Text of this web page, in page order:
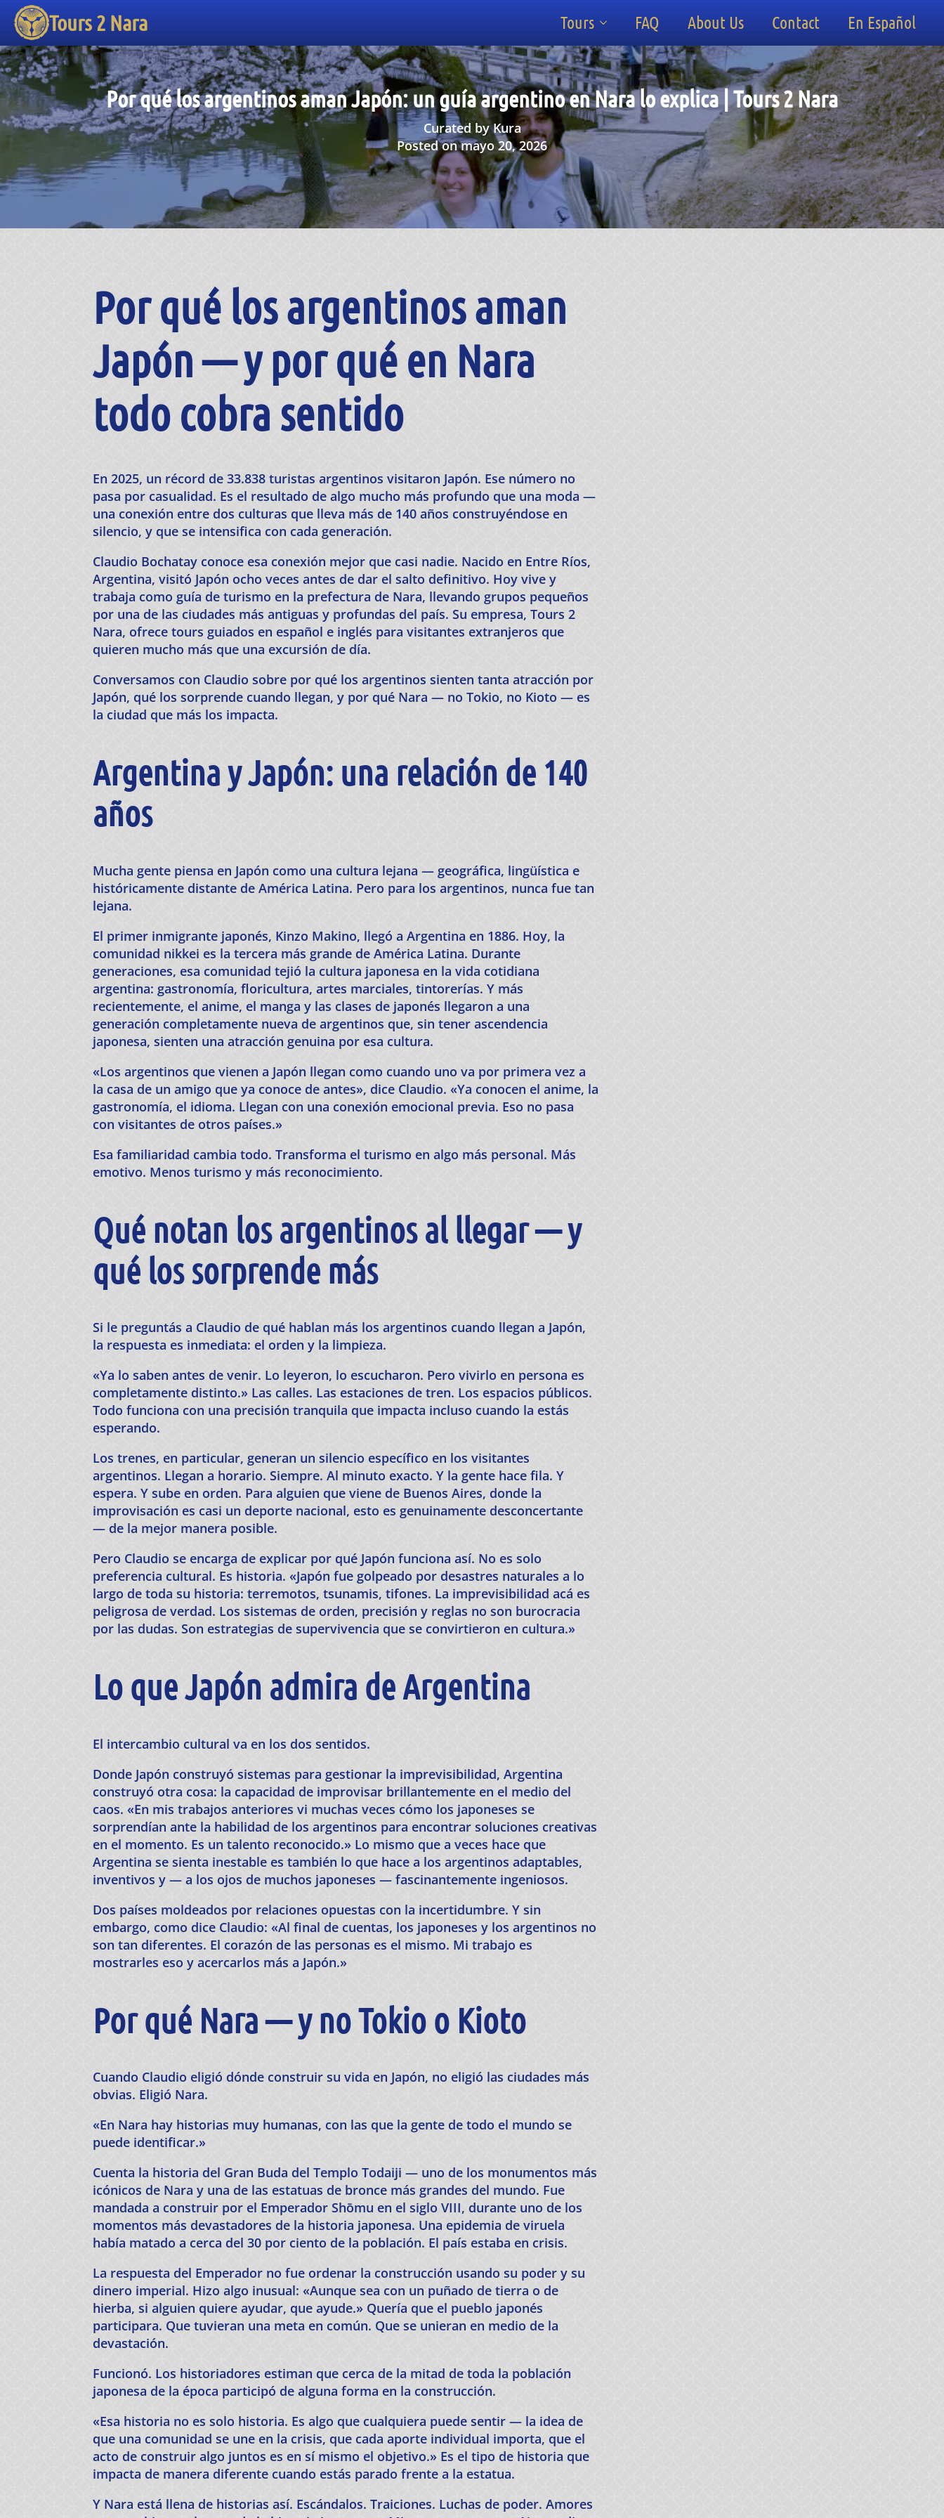
Tours 2 Nara Tours FAQ About Us Contact En Español
Por qué los argentinos aman Japón: un guía argentino en Nara lo explica | Tours 2 Nara
Curated by Kura
Posted on mayo 20, 2026
Por qué los argentinos aman
Japón — y por qué en Nara
todo cobra sentido
En 2025, un récord de 33.838 turistas argentinos visitaron Japón. Ese número no
pasa por casualidad. Es el resultado de algo mucho más profundo que una moda —
una conexión entre dos culturas que lleva más de 140 años construyéndose en
silencio, y que se intensifica con cada generación.
Claudio Bochatay conoce esa conexión mejor que casi nadie. Nacido en Entre Ríos,
Argentina, visitó Japón ocho veces antes de dar el salto definitivo. Hoy vive y
trabaja como guía de turismo en la prefectura de Nara, llevando grupos pequeños
por una de las ciudades más antiguas y profundas del país. Su empresa, Tours 2
Nara, ofrece tours guiados en español e inglés para visitantes extranjeros que
quieren mucho más que una excursión de día.
Conversamos con Claudio sobre por qué los argentinos sienten tanta atracción por
Japón, qué los sorprende cuando llegan, y por qué Nara — no Tokio, no Kioto — es
la ciudad que más los impacta.
Argentina y Japón: una relación de 140
años
Mucha gente piensa en Japón como una cultura lejana — geográfica, lingüística e
históricamente distante de América Latina. Pero para los argentinos, nunca fue tan
lejana.
El primer inmigrante japonés, Kinzo Makino, llegó a Argentina en 1886. Hoy, la
comunidad nikkei es la tercera más grande de América Latina. Durante
generaciones, esa comunidad tejió la cultura japonesa en la vida cotidiana
argentina: gastronomía, floricultura, artes marciales, tintorerías. Y más
recientemente, el anime, el manga y las clases de japonés llegaron a una
generación completamente nueva de argentinos que, sin tener ascendencia
japonesa, sienten una atracción genuina por esa cultura.
«Los argentinos que vienen a Japón llegan como cuando uno va por primera vez a
la casa de un amigo que ya conoce de antes», dice Claudio. «Ya conocen el anime, la
gastronomía, el idioma. Llegan con una conexión emocional previa. Eso no pasa
con visitantes de otros países.»
Esa familiaridad cambia todo. Transforma el turismo en algo más personal. Más
emotivo. Menos turismo y más reconocimiento.
Qué notan los argentinos al llegar — y
qué los sorprende más
Si le preguntás a Claudio de qué hablan más los argentinos cuando llegan a Japón,
la respuesta es inmediata: el orden y la limpieza.
«Ya lo saben antes de venir. Lo leyeron, lo escucharon. Pero vivirlo en persona es
completamente distinto.» Las calles. Las estaciones de tren. Los espacios públicos.
Todo funciona con una precisión tranquila que impacta incluso cuando la estás
esperando.
Los trenes, en particular, generan un silencio específico en los visitantes
argentinos. Llegan a horario. Siempre. Al minuto exacto. Y la gente hace fila. Y
espera. Y sube en orden. Para alguien que viene de Buenos Aires, donde la
improvisación es casi un deporte nacional, esto es genuinamente desconcertante
— de la mejor manera posible.
Pero Claudio se encarga de explicar por qué Japón funciona así. No es solo
preferencia cultural. Es historia. «Japón fue golpeado por desastres naturales a lo
largo de toda su historia: terremotos, tsunamis, tifones. La imprevisibilidad acá es
peligrosa de verdad. Los sistemas de orden, precisión y reglas no son burocracia
por las dudas. Son estrategias de supervivencia que se convirtieron en cultura.»
Lo que Japón admira de Argentina
El intercambio cultural va en los dos sentidos.
Donde Japón construyó sistemas para gestionar la imprevisibilidad, Argentina
construyó otra cosa: la capacidad de improvisar brillantemente en el medio del
caos. «En mis trabajos anteriores vi muchas veces cómo los japoneses se
sorprendían ante la habilidad de los argentinos para encontrar soluciones creativas
en el momento. Es un talento reconocido.» Lo mismo que a veces hace que
Argentina se sienta inestable es también lo que hace a los argentinos adaptables,
inventivos y — a los ojos de muchos japoneses — fascinantemente ingeniosos.
Dos países moldeados por relaciones opuestas con la incertidumbre. Y sin
embargo, como dice Claudio: «Al final de cuentas, los japoneses y los argentinos no
son tan diferentes. El corazón de las personas es el mismo. Mi trabajo es
mostrarles eso y acercarlos más a Japón.»
Por qué Nara — y no Tokio o Kioto
Cuando Claudio eligió dónde construir su vida en Japón, no eligió las ciudades más
obvias. Eligió Nara.
«En Nara hay historias muy humanas, con las que la gente de todo el mundo se
puede identificar.»
Cuenta la historia del Gran Buda del Templo Todaiji — uno de los monumentos más
icónicos de Nara y una de las estatuas de bronce más grandes del mundo. Fue
mandada a construir por el Emperador Shōmu en el siglo VIII, durante uno de los
momentos más devastadores de la historia japonesa. Una epidemia de viruela
había matado a cerca del 30 por ciento de la población. El país estaba en crisis.
La respuesta del Emperador no fue ordenar la construcción usando su poder y su
dinero imperial. Hizo algo inusual: «Aunque sea con un puñado de tierra o de
hierba, si alguien quiere ayudar, que ayude.» Quería que el pueblo japonés
participara. Que tuvieran una meta en común. Que se unieran en medio de la
devastación.
Funcionó. Los historiadores estiman que cerca de la mitad de toda la población
japonesa de la época participó de alguna forma en la construcción.
«Esa historia no es solo historia. Es algo que cualquiera puede sentir — la idea de
que una comunidad se une en la crisis, que cada aporte individual importa, que el
acto de construir algo juntos es en sí mismo el objetivo.» Es el tipo de historia que
impacta de manera diferente cuando estás parado frente a la estatua.
Y Nara está llena de historias así. Escándalos. Traiciones. Luchas de poder. Amores